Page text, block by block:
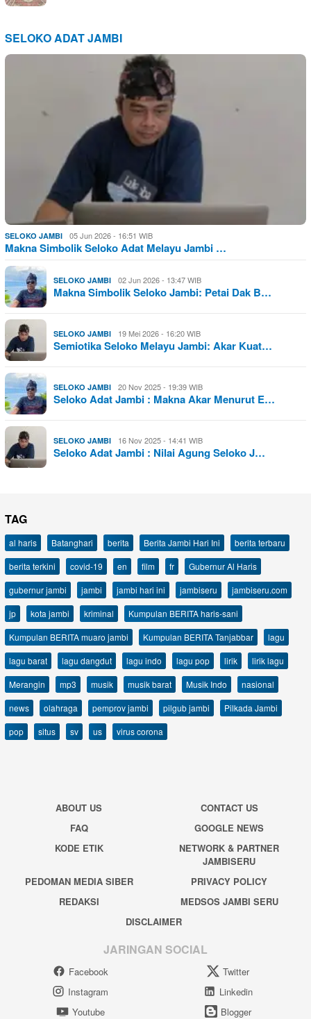
SELOKO ADAT JAMBI
SELOKO JAMBI 05 Jun 2026 - 16:51 WIB
Makna Simbolik Seloko Adat Melayu Jambi …
SELOKO JAMBI 02 Jun 2026 - 13:47 WIB
Makna Simbolik Seloko Jambi: Petai Dak B…
SELOKO JAMBI 19 Mei 2026 - 16:20 WIB
Semiotika Seloko Melayu Jambi: Akar Kuat…
SELOKO JAMBI 20 Nov 2025 - 19:39 WIB
Seloko Adat Jambi : Makna Akar Menurut E…
SELOKO JAMBI 16 Nov 2025 - 14:41 WIB
Seloko Adat Jambi : Nilai Agung Seloko J…
TAG
al haris Batanghari berita Berita Jambi Hari Ini
berita terbaru
berita terkini
covid-19 en film fr
Gubernur Al Haris
gubernur jambi
jambi jambi hari ini jambiseru
jambiseru.com
jp
kota jambi kriminal
Kumpulan BERITA haris-sani
Kumpulan BERITA muaro jambi
Kumpulan BERITA Tanjabbar
lagu
lagu barat
lagu dangdut lagu indo lagu pop lirik
lirik lagu
Merangin
mp3 musik musik barat Musik Indo
nasional
news
olahraga pemprov jambi pilgub jambi
Pilkada Jambi
pop
situs sv us virus corona
ABOUT US
CONTACT US
FAQ
GOOGLE NEWS
KODE ETIK
NETWORK & PARTNER
JAMBISERU
PEDOMAN MEDIA SIBER
PRIVACY POLICY
REDAKSI
MEDSOS JAMBI SERU
DISCLAIMER
JARINGAN SOCIAL
Facebook
Twitter
Instagram
Linkedin
Youtube
Blogger